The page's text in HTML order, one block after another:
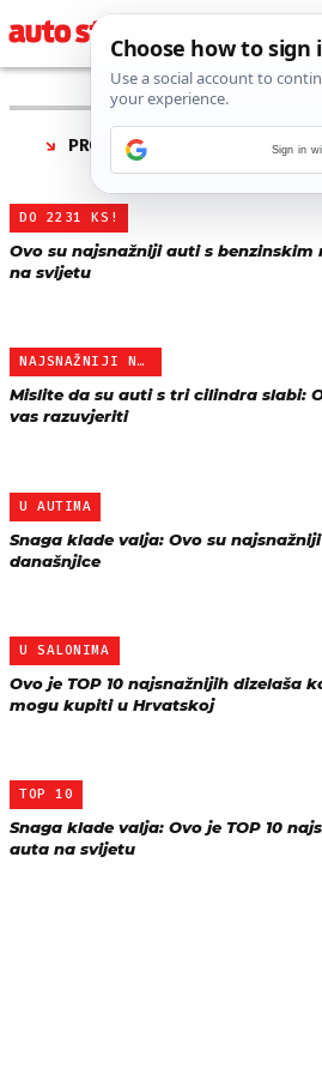
PRONAĐENO 5 REZULTATA
AUTOMOBILI
DO 2231 KS!
Ovo su najsnažniji auti s
na svijetu
NAJSNAŽNIJI NA SVIJETU
Mislite da su auti s tri cilindra slabi:
vas razuvjeriti
U AUTIMA
Snaga klade valja: Ovo su
današnjice
U SALONIMA
Ovo je TOP 10 najsnažnijih dizelaša
mogu kupiti u Hrvatskoj
TOP 10
Snaga klade valja: Ovo je TOP 10
auta na svijetu
Sign in